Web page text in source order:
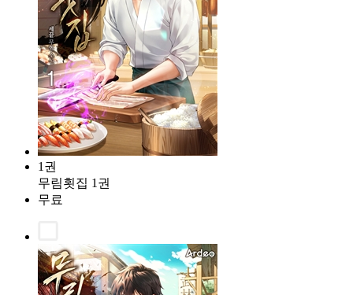
1권
무림횟집 1권
무료